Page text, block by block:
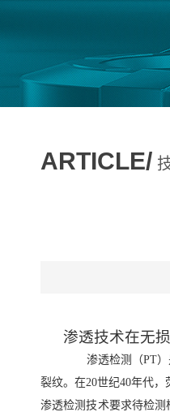
ARTICLE/
渗透技术在无
渗透检测（PT）是
裂纹。在20世纪40年代
渗透检测技术要求待检